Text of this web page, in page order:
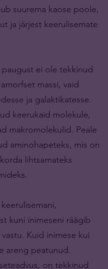
suurema kaose poole,
ja järjest keerulisemate
ei ole tekkinud
massi, vaid
ja galaktikatesse.
keerukaid molekule,
makromolekulid. Peale
aminohapeteks, mis on
lihtsamateks
kuni inimeseni räägib
Kuid inimese kui
areng peatunud.
on tekkinud